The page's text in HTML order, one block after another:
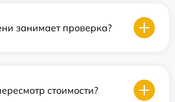
занимает проверка?
стоимости?